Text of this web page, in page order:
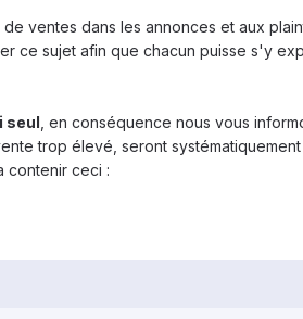
ventes dans les annonces et aux
ce sujet afin que chacun puisse s'y
seul en conséquence nous vous
trop élevé, seront
contenir ceci :